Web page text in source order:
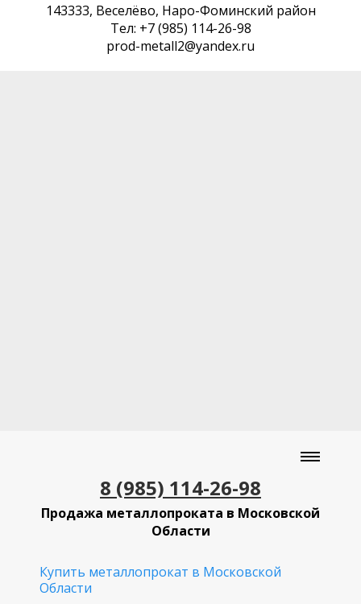
143333, Веселёво, Наро-Фоминский район
Тел: +7 (985) 114-26-98
prod-metall2@yandex.ru
8 (985) 114-26-98
Продажа металлопроката в Московской
Области
Купить металлопрокат в Московской
Области